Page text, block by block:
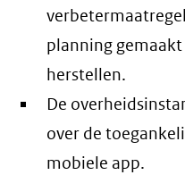
planning
herstellen.
De
over de
mobiele app.